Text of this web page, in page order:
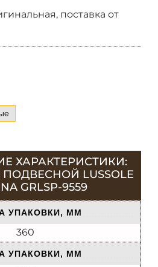
поставка от
ХАРАКТЕРИСТИКИ:
LUSSOLE
GRLSP-9559
УПАКОВКИ, ММ
360
УПАКОВКИ, ММ